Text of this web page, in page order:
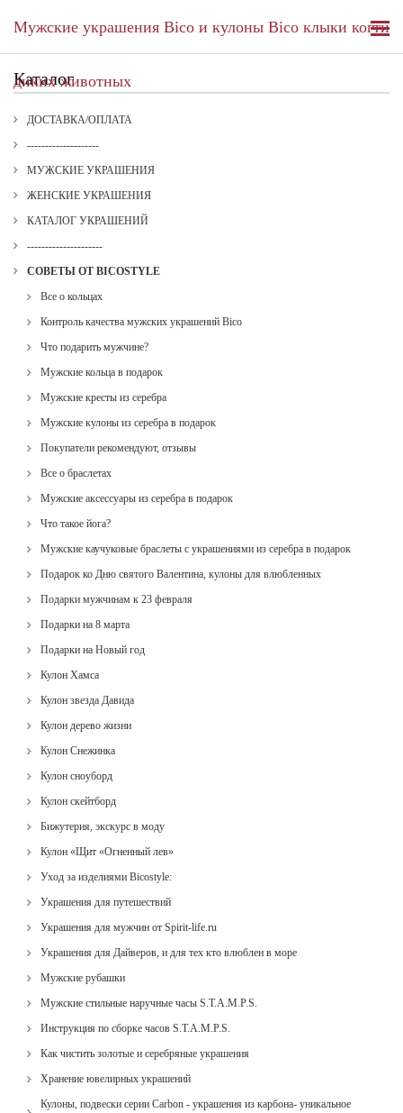
Мужские украшения Bico и кулоны Bico клыки когти
диких животных
Каталог
ДОСТАВКА/ОПЛАТА
--------------------
МУЖСКИЕ УКРАШЕНИЯ
ЖЕНСКИЕ УКРАШЕНИЯ
КАТАЛОГ УКРАШЕНИЙ
---------------------
СОВЕТЫ ОТ BICOSTYLE
Все о кольцах
Контроль качества мужских украшений Bico
Что подарить мужчине?
Мужские кольца в подарок
Мужские кресты из серебра
Мужские кулоны из серебра в подарок
Покупатели рекомендуют, отзывы
Все о браслетах
Мужские аксессуары из серебра в подарок
Что такое йога?
Мужские каучуковые браслеты с украшениями из серебра в подарок
Подарок ко Дню святого Валентина, кулоны для влюбленных
Подарки мужчинам к 23 февраля
Подарки на 8 марта
Подарки на Новый год
Кулон Хамса
Кулон звезда Давида
Кулон дерево жизни
Кулон Снежинка
Кулон сноуборд
Кулон скейтборд
Бижутерия, экскурс в моду
Кулон «Щит «Огненный лев»
Уход за изделиями Bicostyle:
Украшения для путешествий
Украшения для мужчин от Spirit-life.ru
Украшения для Дайверов, и для тех кто влюблен в море
Мужские рубашки
Мужские стильные наручные часы S.T.A.M.P.S.
Инструкция по сборке часов S.T.A.M.P.S.
Как чистить золотые и серебряные украшения
Хранение ювелирных украшений
Кулоны, подвески серии Carbon - украшения из карбона- уникальное